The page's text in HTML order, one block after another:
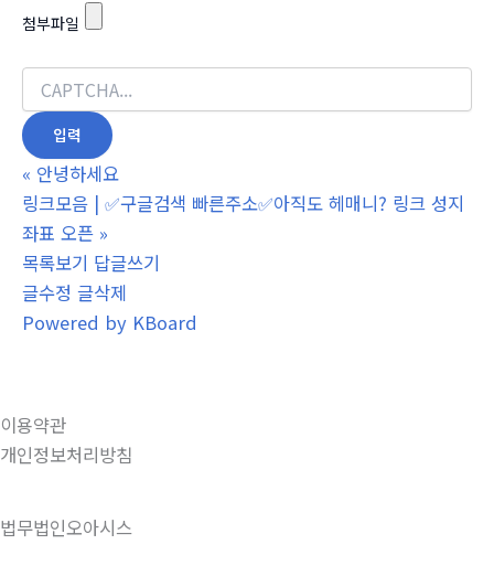
첨부파일
« 안녕하세요
링크모음 | ✅구글검색 빠른주소✅아직도 헤매니? 링크 성지
좌표 오픈 »
목록보기 답글쓰기
글수정 글삭제
Powered by KBoard
이용약관
개인정보처리방침
법무법인오아시스